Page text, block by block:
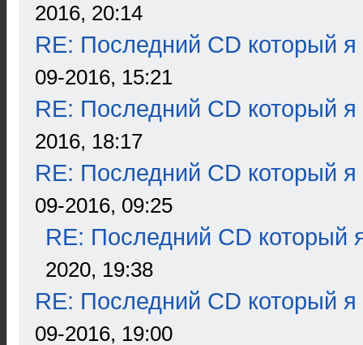
2016, 20:14
RE: Последний CD который я
09-2016, 15:21
RE: Последний CD который я
2016, 18:17
RE: Последний CD который я
09-2016, 09:25
RE: Последний CD который
2020, 19:38
RE: Последний CD который я
09-2016, 19:00